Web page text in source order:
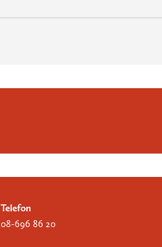
Telefon
08-696 86 20